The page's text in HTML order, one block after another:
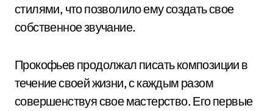
стилями, что позволило ему создать свое
собственное звучание.
Прокофьев продолжал писать композиции в
течение своей жизни, с каждым разом
совершенствуя свое мастерство. Его первые